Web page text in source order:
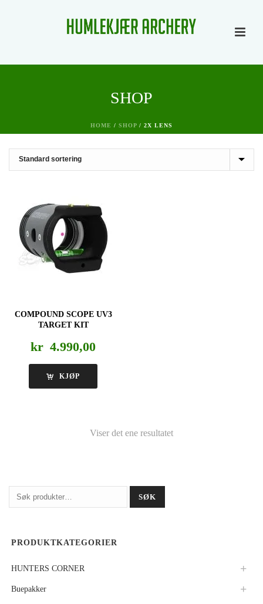
SHOP
HOME / SHOP / 2X LENS
COMPOUND SCOPE UV3
TARGET KIT
kr 4.990,00
KJØP
Viser det ene resultatet
Søk
etter:
SØK
PRODUKTKATEGORIER
HUNTERS CORNER
Buepakker